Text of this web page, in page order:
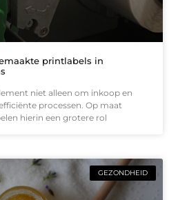
printlabels in
niet alleen om inkoop en
processen. Op maat
hierin een grotere rol
GEZONDHEID